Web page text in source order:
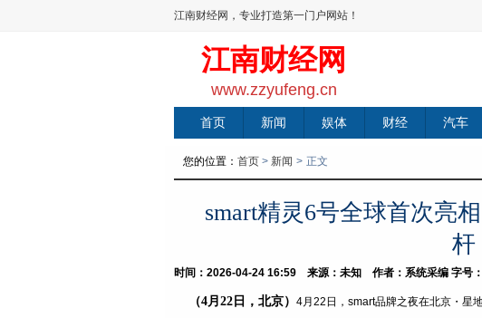
江南财经网，专业打造第一门户网站！
江南财经网
www.zzyufeng.cn
首页 新闻 娱体 财经 汽车
您的位置： 首页 > 新闻 > 正文
smart精灵6号全球首次亮
杆
时间：2026-04-24 16:59 来源：未知 作者：系统采编 字号：
（4月 22日，北京） 4月22日，smart品牌之夜在北京・星